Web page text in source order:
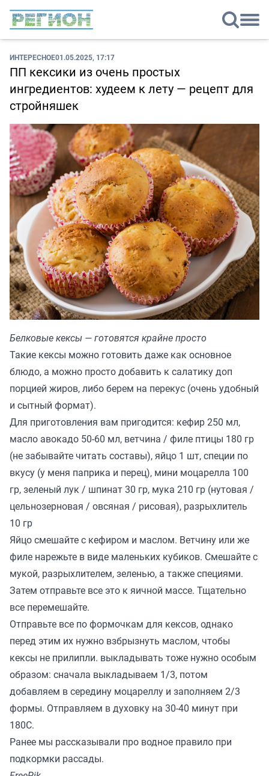
ИНТЕРЕСНОЕ01.05.2025, 17:17
ПП кексики из очень простых
ингредиентов: худеем к лету — рецепт для
стройняшек
Белковые кексы — готовятся крайне просто
Такие кексы можно готовить даже как основное
блюдо, а можно просто добавить к салатику доп
порцией жиров, либо берем на перекус (очень удобный
и сытный формат).
Для приготовления вам пригодится: кефир 250 мл,
масло авокадо 50-60 мл, ветчина / филе птицы 180 гр
(не забывайте читать составы), яйцо 1 шт, специи по
вкусу (у меня паприка и перец), мини моцарелла 100
гр, зеленый лук / шпинат 30 гр, мука 210 гр (нутовая /
цельнозерновая / овсяная / рисовая), разрыхлитель
10 гр
Яйцо смешайте с кефиром и маслом. Ветчину или же
филе нарежьте в виде маленьких кубиков. Смешайте с
мукой, разрыхлителем, зеленью, а также специями.
Затем отправьте все это к яичной массе. Тщательно
все перемешайте.
Отправьте все по формочкам для кексов, однако
перед этим их нужно взбрызнуть маслом, чтобы
кексы не прилипли. выкладывать тоже нужно особым
образом: сначала выкладываем 1/3, потом
добавляем в середину моцареллу и заполняем 2/3
формы. Отправляем в духовку на 30-40 минут при
180С.
Ранее мы рассказывали про водное правило при
подкормки рассады.